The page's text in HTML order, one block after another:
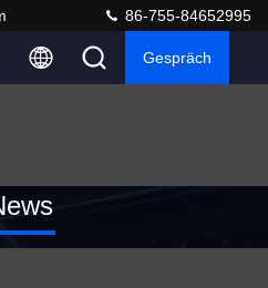
86-755-84652995
Gespräch